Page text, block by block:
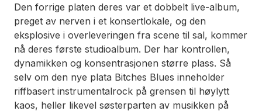
Den forrige platen deres var et dobbelt live-album,
preget av nerven i et konsertlokale, og den
eksplosive i overleveringen fra scene til sal, kommer
nå deres første studioalbum. Der har kontrollen,
dynamikken og konsentrasjonen større plass. Så
selv om den nye plata Bitches Blues inneholder
riffbasert instrumentalrock på grensen til høylytt
kaos, heller likevel søsterparten av musikken på